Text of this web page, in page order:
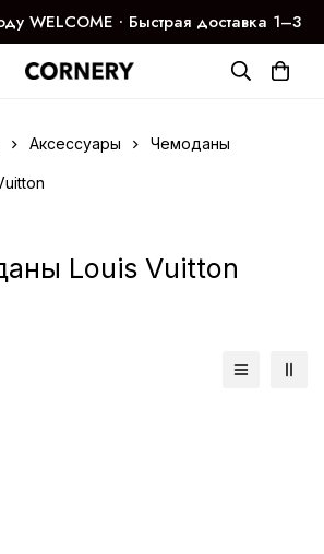
WELCOME ∙ Быстрая доставка 1–3
дня
Аксессуары Чемоданы
Louis Vuitton